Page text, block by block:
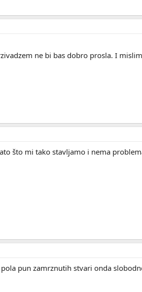
ne bi bas dobro prosla. I
što mi tako stavljamo i nema
pun zamrznutih stvari onda